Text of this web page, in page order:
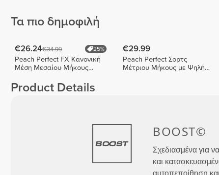
Τα πιο δημοφιλή
€26.24€34.99 25%
Peach Perfect FX Κανονική
Μέση Μεσαίου Μήκους
€29.99
Peach Perfect Σορτς
Μέτριου Μήκους με Ψηλή
Product Details
BOOST©
Σχεδιασμένα για
και